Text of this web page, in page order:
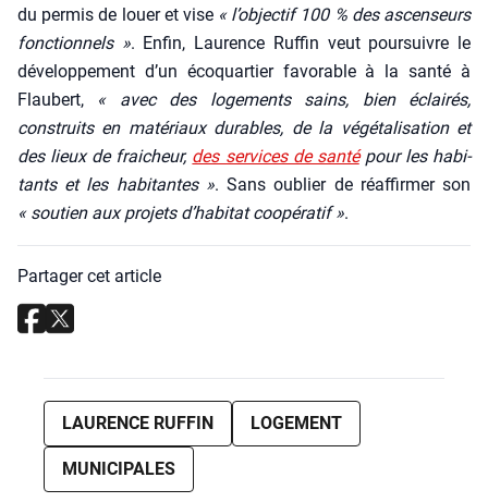
du per­mis de louer et vise « l’ob­jec­tif 100 % des ascen­seurs
fonc­tion­nels ». Enfin, Lau­rence Ruf­fin veut pour­suivre le
déve­lop­pe­ment d’un éco­quar­tier favo­rable à la san­té à
Flau­bert, « avec des loge­ments sains, bien éclai­rés,
construits en maté­riaux durables, de la végé­ta­li­sa­tion et
des lieux de frai­cheur, des ser­vices de san­tépour les habi­
tants et les habi­tantes ». Sans oublier de réaf­fir­mer son
« sou­tien aux pro­jets d’ha­bi­tat coopé­ra­tif ».
Partager cet article
LAURENCE RUFFIN LOGEMENT
MUNICIPALES